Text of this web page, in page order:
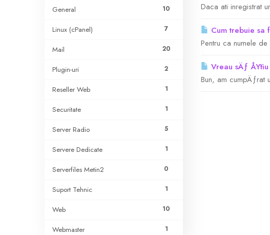
10
General
7
Linux (cPanel)
20
Mail
2
Plugin-uri
1
Reseller Web
1
Securitate
5
Server Radio
1
Servere Dedicate
0
Serverfiles Metin2
1
Suport Tehnic
10
Web
1
Webmaster
Daca ati inregistrat
Cum trebuie sa
Pentru ca numele
Vreau sÄƒ
Bun, am